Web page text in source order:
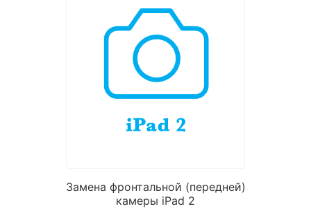
Замена фронтальной (передней)
камеры iPad 2